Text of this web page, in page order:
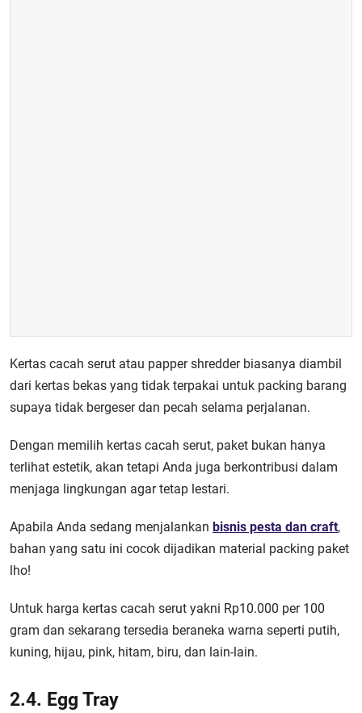
Kertas cacah serut atau papper shredder biasanya diambil
dari kertas bekas yang tidak terpakai untuk packing barang
supaya tidak bergeser dan pecah selama perjalanan.
Dengan memilih kertas cacah serut, paket bukan hanya
terlihat estetik, akan tetapi Anda juga berkontribusi dalam
menjaga lingkungan agar tetap lestari.
Apabila Anda sedang menjalankan bisnis pesta dan craft,
bahan yang satu ini cocok dijadikan material packing paket
lho!
Untuk harga kertas cacah serut yakni Rp10.000 per 100
gram dan sekarang tersedia beraneka warna seperti putih,
kuning, hijau, pink, hitam, biru, dan lain-lain.
2.4. Egg Tray